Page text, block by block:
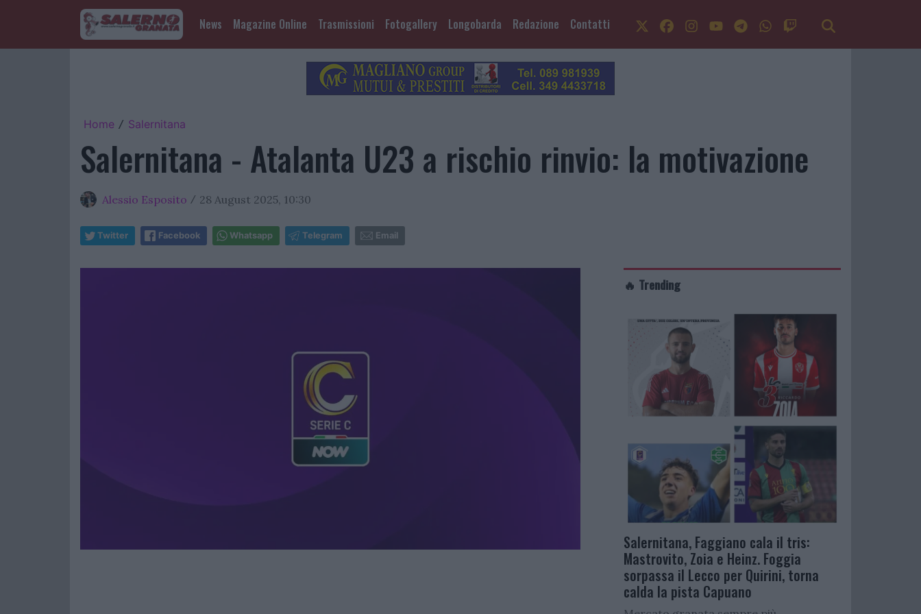
News Magazine Online Trasmissioni Fotogallery Longobarda Redazione Contatti
Home / Salernitana
Salernitana - Atalanta U23 a rischio rinvio: la motivazione
Alessio Esposito / 28 August 2025, 10:30
Twitter Facebook Whatsapp Telegram Email
🔥 Trending
Salernitana, Faggiano cala il tris:
Mastrovito, Zoia e Heinz. Foggia
sorpassa il Lecco per Quirini, torna
calda la pista Capuano